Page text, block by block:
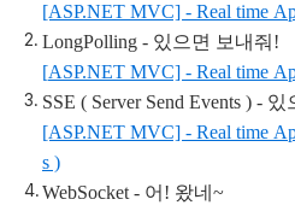
[ASP.NET MVC] - Real time
LongPolling - 있으면 보내줘!
[ASP.NET MVC] - Real time
SSE ( Server Send Events ) -
[ASP.NET MVC] - Real time
s )
WebSocket - 어! 왔네~